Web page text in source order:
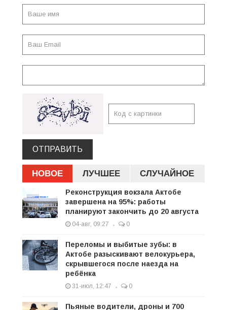
ОТПРАВИТЬ
НОВОЕ ЛУЧШЕЕ СЛУЧАЙНОЕ
Реконструкция вокзала Актобе
завершена на 95%: работы
планируют закончить до 20 августа
04-авг, 09:27 0
Переломы и выбитые зубы: в
Актобе разыскивают велокурьера,
скрывшегося после наезда на
ребёнка
31-июл, 12:47 0
Пьяные водители, дроны и 700